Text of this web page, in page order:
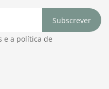
Subscrever
e a política de